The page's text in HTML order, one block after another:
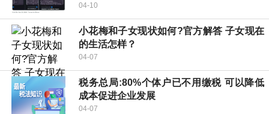
04-10
小花梅和子女现状如何?官方解答 子女现在
的生活怎样？
04-07
税务总局:80%个体户已不用缴税 可以降低
成本促进企业发展
04-07